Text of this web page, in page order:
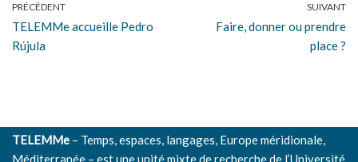
PRÉCÉDENT
TELEMMe accueille Pedro
Rújula
SUIVANT
Faire, donner ou prendre
place ?
TELEMMe – Temps, espaces, langages, Europe méridionale,
Méditerranée – est une unité mixte de recherche de l’Université